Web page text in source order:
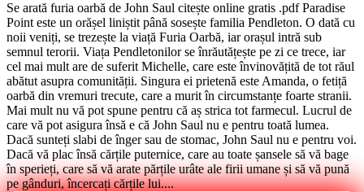
Se arată furia oarbă de John Saul citește online gratis .pdf Paradise
Point este un orășel liniștit până sosește familia Pendleton. O dată cu
noii veniți, se trezește la viață Furia Oarbă, iar orașul intră sub
semnul terorii. Viața Pendletonilor se înrăutățește pe zi ce trece, iar
cel mai mult are de suferit Michelle, care este învinovățită de tot răul
abătut asupra comunității. Singura ei prietenă este Amanda, o fetiță
oarbă din vremuri trecute, care a murit în circumstanțe foarte stranii.
Mai mult nu vă pot spune pentru că aș strica tot farmecul. Lucrul de
care vă pot asigura însă e că John Saul nu e pentru toată lumea.
Dacă sunteți slabi de înger sau de stomac, John Saul nu e pentru voi.
Dacă vă plac însă cărțile puternice, care au toate șansele să vă bage
în sperieți, care să vă arate părțile urâte ale firii umane și să vă pună
pe gânduri, încercați cărțile lui....